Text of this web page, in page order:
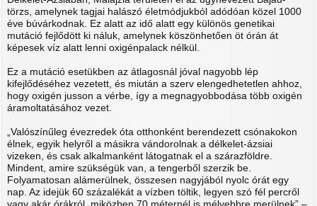
törzs, amelynek tagjai halászó életmódjukból adódóan közel 1000
éve búvárkodnak. Ez alatt az idő alatt egy különös genetikai
mutáció fejlődött ki náluk, amelynek köszönhetően öt órán át
képesek víz alatt lenni oxigénpalack nélkül.
Ez a mutáció esetükben az átlagosnál jóval nagyobb lép
kifejlődéséhez vezetett, és miután a szerv elengedhetetlen ahhoz,
hogy oxigén jusson a vérbe, így a megnagyobbodása több oxigén
áramoltatásához vezet.
„Valószínűleg évezredek óta otthonként berendezett csónakokon
élnek, egyik helyről a másikra vándorolnak a délkelet-ázsiai
vizeken, és csak alkalmanként látogatnak el a szárazföldre.
Mindent, amire szükségük van, a tengerből szerzik be.
Folyamatosan alámerülnek, összesen nagyjából nyolc órát egy
nap. Az idejük 60 százalékát a vízben töltik, legyen szó fél percről